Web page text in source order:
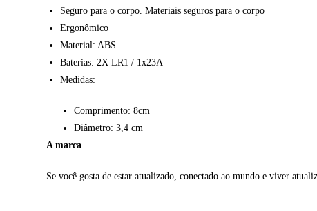
Seguro para o corpo. Materiais seguros para o corpo
Ergonômico
Material: ABS
Baterias: 2X LR1 / 1x23A
Medidas:
Comprimento: 8cm
Diâmetro: 3,4 cm
A marca
Se você gosta de estar atualizado, conectado ao mundo e viver